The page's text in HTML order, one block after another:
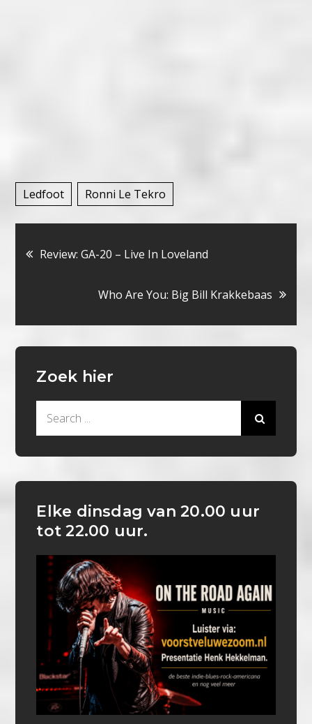
Ledfoot Ronni Le Tekro
Bericht
navigatie
Review: GA-20 – Live In Loveland
Who Are You: Big Bill Krakkebaas
Zoek hier
Elke dinsdag van 20.00 uur
tot 22.00 uur.